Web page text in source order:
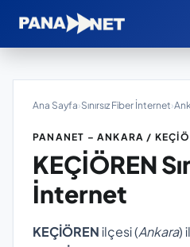
Ana Sayfa›Sınırsız Fiber İnternet›
PANANET – ANKARA /
KEÇİÖREN
İnternet
KEÇİÖRENilçesi (Ankara)